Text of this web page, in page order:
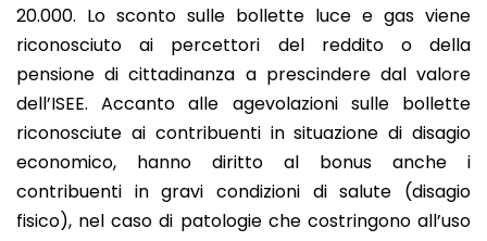
20.000. Lo sconto sulle bollette luce e gas viene
riconosciuto ai percettori del reddito o della
pensione di cittadinanza a prescindere dal valore
dell’ISEE. Accanto alle agevolazioni sulle bollette
riconosciute ai contribuenti in situazione di disagio
economico, hanno diritto al bonus anche i
contribuenti in gravi condizioni di salute (disagio
fisico), nel caso di patologie che costringono all’uso